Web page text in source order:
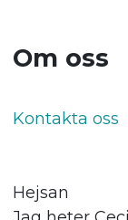
Om oss
Kontakta oss
Hejsan